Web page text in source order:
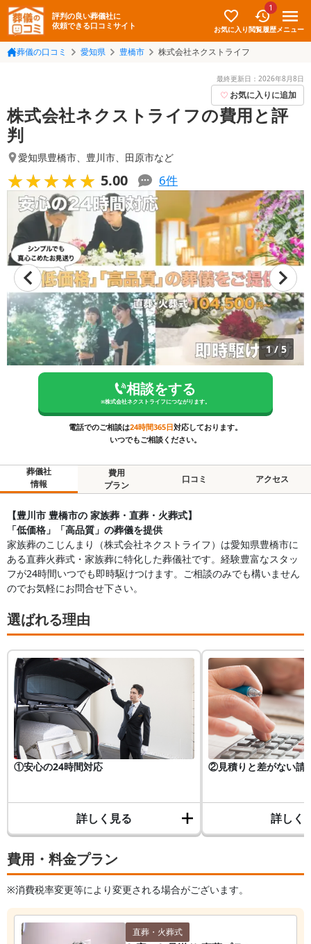
評判の良い葬儀社に
依頼できる口コミサイト
お気に入り
1
閲覧履歴メニュー
葬儀の口コミ 愛知県 豊橋市 株式会社ネクストライフ
最終更新日： 2026年8月8日
お気に入りに追加
株式会社ネクストライフの費用と評
判
愛知県豊橋市、 豊川市、 田原市など
★★★★★
★★★★★ 5.00 6件
1/5
相談をする
※株式会社ネクストライフにつながります。
電話でのご相談は24時間365日対応しております。
いつでもご相談ください。
葬儀社
情報
費用
プラン
口コミ アクセス
費用・料金プラン
※消費税率変更等により変更される場合がございます。
直葬・火葬式
【豊川市 豊橋市の 家族葬・直葬・火葬式】
「低価格」「高品質」の葬儀を提供
家族葬のこじんまり（株式会社ネクストライフ）は愛知県豊橋市に
ある直葬火葬式・家族葬に特化した葬儀社です。経験豊富なスタッ
フが24時間いつでも即時駆けつけます。ご相談のみでも構いません
のでお気軽にお問合せ下さい。
選ばれる理由
①安心の24時間対応
詳しく見る
②見積りと差がない請
詳しく